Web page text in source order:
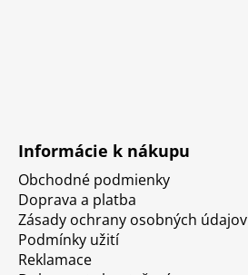
Informácie k nákupu
Obchodné podmienky
Doprava a platba
Zásady ochrany osobných údajov
Podmínky užití
Reklamace